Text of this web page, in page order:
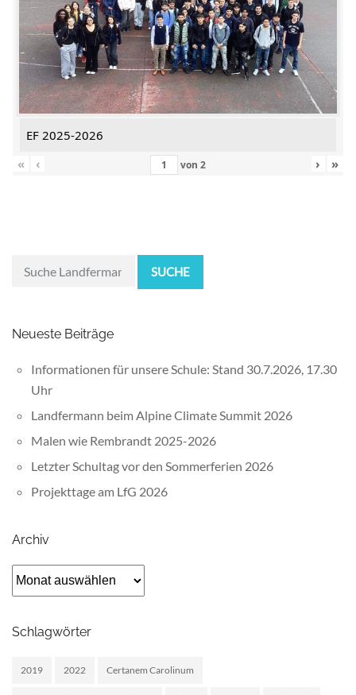
EF 2025-2026
«
‹ von 2 › »
SUCHE
Neueste Beiträge
Informationen für unsere Schule: Stand 30.7.2026, 17.30
Uhr
Landfermann beim Alpine Climate Summit 2026
Malen wie Rembrandt 2025-2026
Letzter Schultag vor den Sommerferien 2026
Projekttage am LfG 2026
Archiv
Archiv
Schlagwörter
2019 2022 Certanem Carolinum